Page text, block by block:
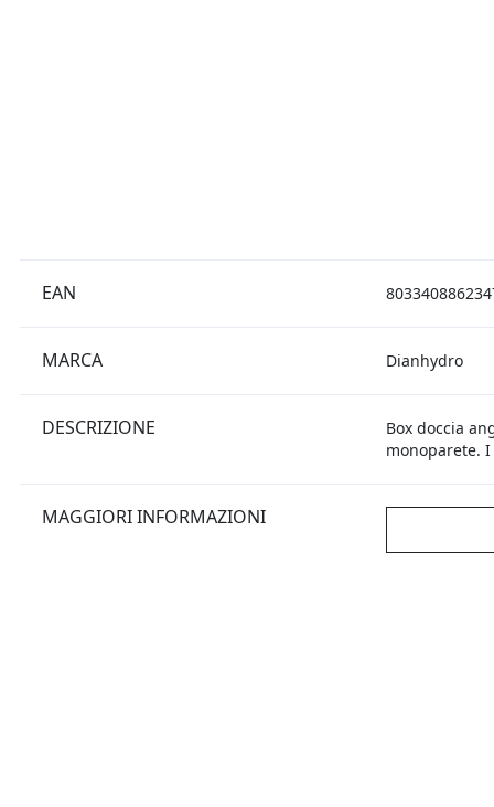
EAN
MARCA Dianhydro
DESCRIZIONE
Box doccia
monoparete.
MAGGIORI INFORMAZIONI